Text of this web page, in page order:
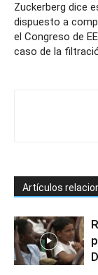
Zuckerberg dice
dispuesto a
el Congreso de
caso de la
Artículos